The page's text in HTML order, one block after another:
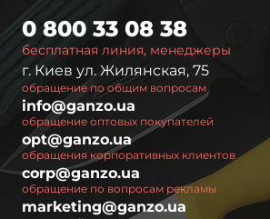
бесплатная линия, менеджеры
0 800 33 08 38
г. Киев ул. Жилянская, 75
обращение по общим вопросам
info@ganzo.ua
обращение оптовых покупателей
opt@ganzo.ua
обращения корпоративных клиентов
corp@ganzo.ua
обращение по вопросам рекламы
marketing@ganzo.ua